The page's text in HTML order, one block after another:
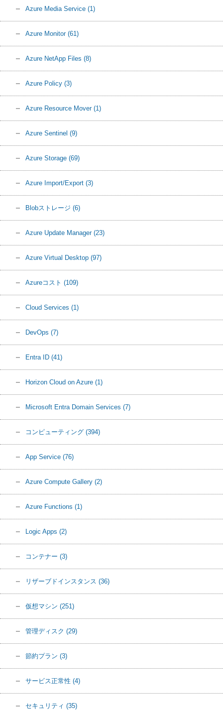
Azure Media Service (1)
Azure Monitor (61)
Azure NetApp Files (8)
Azure Policy (3)
Azure Resource Mover (1)
Azure Sentinel (9)
Azure Storage (69)
Azure Import/Export (3)
Blobストレージ (6)
Azure Update Manager (23)
Azure Virtual Desktop (97)
Azureコスト (109)
Cloud Services (1)
DevOps (7)
Entra ID (41)
Horizon Cloud on Azure (1)
Microsoft Entra Domain Services (7)
コンピューティング (394)
App Service (76)
Azure Compute Gallery (2)
Azure Functions (1)
Logic Apps (2)
コンテナー (3)
リザーブドインスタンス (36)
仮想マシン (251)
管理ディスク (29)
節約プラン (3)
サービス正常性 (4)
セキュリティ (35)